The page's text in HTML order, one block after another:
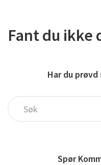
Fant du ikke
Har du
Spør